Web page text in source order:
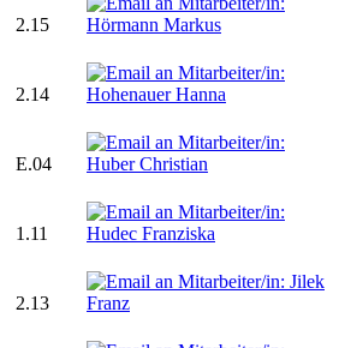
2.15
2.14
E.04
1.11
2.13